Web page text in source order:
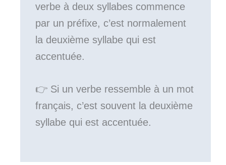
verbe à deux syllabes commence
par un préfixe, c’est normalement
la deuxième syllabe qui est
accentuée.
👉 Si un verbe ressemble à un mot
français, c’est souvent la deuxième
syllabe qui est accentuée.